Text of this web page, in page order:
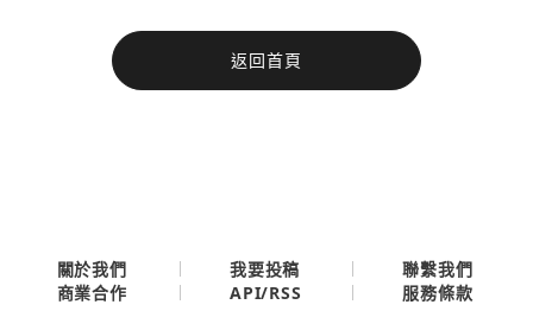
返回首頁
今日熱門
今日熱門
關於我們 我要投稿
聯繫我們
商業合作
API/RSS 服務條款